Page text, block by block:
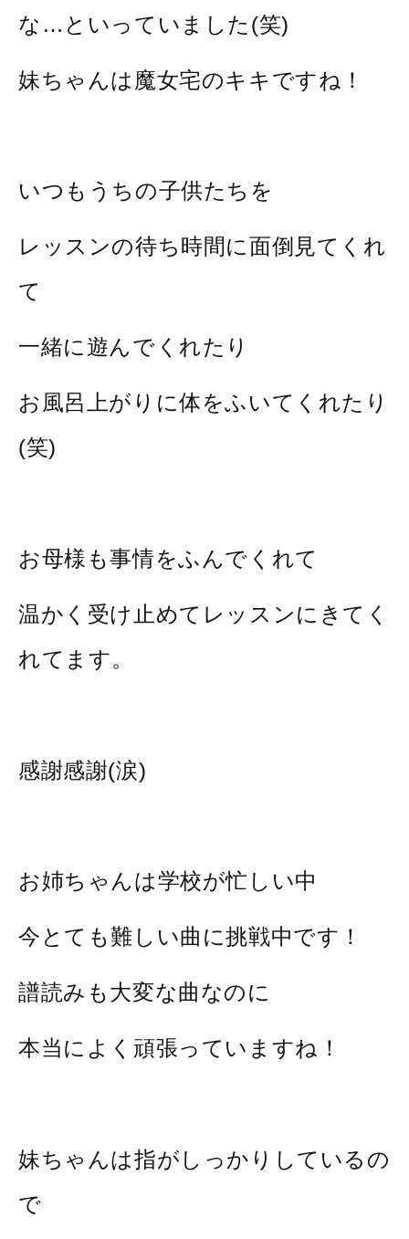
な…といっていました(笑)
妹ちゃんは魔女宅のキキですね！
いつもうちの子供たちを
レッスンの待ち時間に面倒見てくれ
て
一緒に遊んでくれたり
お風呂上がりに体をふいてくれたり
(笑)
お母様も事情をふんでくれて
温かく受け止めてレッスンにきてく
れてます。
感謝感謝(涙)
お姉ちゃんは学校が忙しい中
今とても難しい曲に挑戦中です！
譜読みも大変な曲なのに
本当によく頑張っていますね！
妹ちゃんは指がしっかりしているの
で